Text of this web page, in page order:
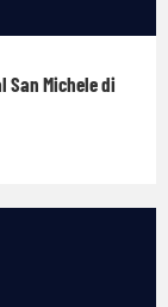
San Michele di